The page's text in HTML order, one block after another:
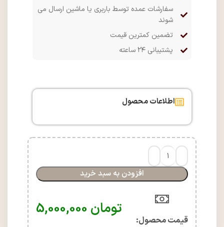
سفارشات عمده توسط باربری یا ماشین ارسال می
شوند
تضمین کمترین قیمت
پشتیبانی ۲۴ ساعته
اطلاعات محصول
افزودن به سبد خرید
قیمت محصول:​
تومان